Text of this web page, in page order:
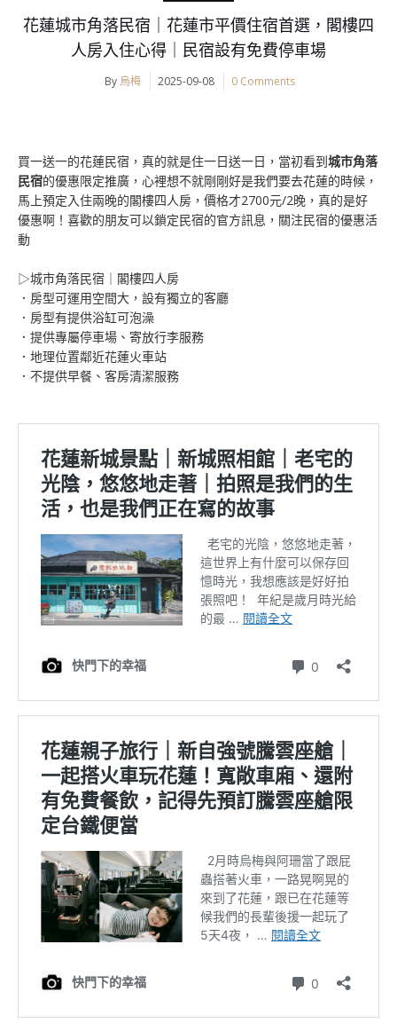
花蓮城市角落民宿｜花蓮市平價住宿首選，閣樓四
人房入住心得｜民宿設有免費停車場
By 烏梅 2025-09-08 0 Comments
買一送一的花蓮民宿，真的就是住一日送一日，當初看到城市角落
民宿的優惠限定推廣，心裡想不就剛剛好是我們要去花蓮的時候，
馬上預定入住兩晚的閣樓四人房，價格才2700元/2晚，真的是好
優惠啊！喜歡的朋友可以鎖定民宿的官方訊息，關注民宿的優惠活
動
▷城市角落民宿｜閣樓四人房
．房型可運用空間大，設有獨立的客廳
．房型有提供浴缸可泡澡
．提供專屬停車場、寄放行李服務
．地理位置鄰近花蓮火車站
．不提供早餐、客房清潔服務